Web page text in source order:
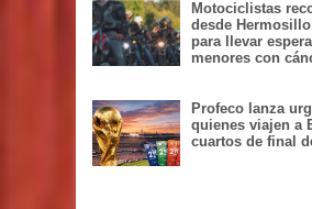
Motociclistas
desde
para llevar
menores con
Profeco lanza
quienes viajen a
cuartos de final